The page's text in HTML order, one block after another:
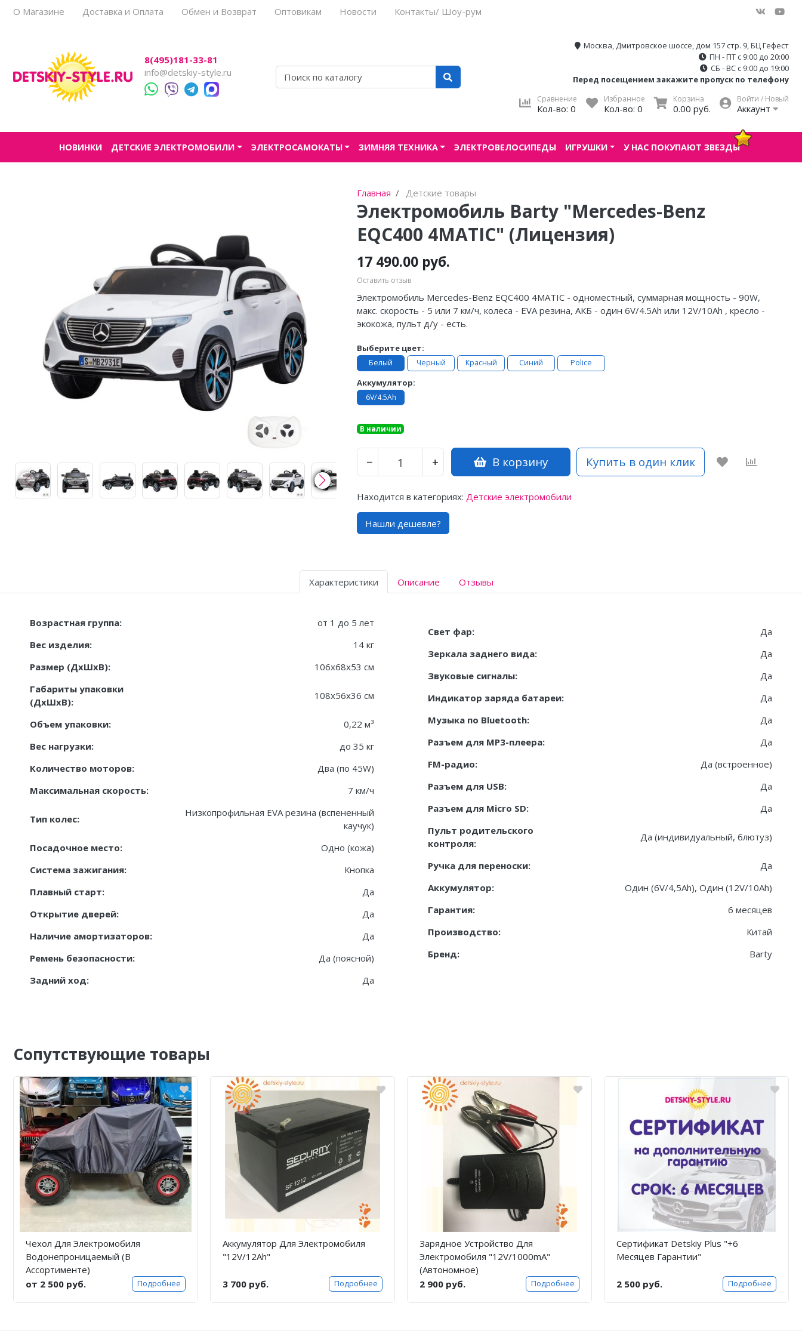
О Магазине Доставка и Оплата Обмен и Возврат Оптовикам Новости Контакты/ Шоу-рум
8(495)181-33-81
info@detskiy-style.ru
Москва, Дмитровское шоссе, дом 157 стр. 9, БЦ Гефест
ПН - ПТ с 9:00 до 20:00
СБ - ВС с 9:00 до 19:00
Перед посещением закажите пропуск по телефону
Сравнение
Кол-во: 0
Избранное
Кол-во: 0
Корзина
0.00 руб.
Войти / Новый
Аккаунт
НОВИНКИ ДЕТСКИЕ ЭЛЕКТРОМОБИЛИ ЭЛЕКТРОСАМОКАТЫ ЗИМНЯЯ ТЕХНИКА ЭЛЕКТРОВЕЛОСИПЕДЫ ИГРУШКИ У НАС ПОКУПАЮТ ЗВЕЗДЫ
Главная Детские товары
Электромобиль Barty "Mercedes-Benz
EQC400 4MATIC" (Лицензия)
17 490.00 руб.
Оставить отзыв
Электромобиль Mercedes-Benz EQC400 4MATIC - одноместный, суммарная мощность - 90W,
макс. скорость - 5 или 7 км/ч, колеса - EVA резина, АКБ - один 6V/4.5Ah или 12V/10Ah , кресло -
экокожа, пульт д/у - есть.
Выберите цвет:
Белый Черный Красный Синий Police
Аккумулятор:
6V/4.5Ah
В наличии
− + В корзину Купить в один клик
Находится в категориях: Детские электромобили
Нашли дешевле?
Характеристики Описание Отзывы
Возрастная группа:
от 1 до 5 лет
Вес изделия:
14 кг
Размер (ДxШxВ):
106x68x53 см
Габариты упаковки
(ДxШxВ):
108x56x36 см
Объем упаковки:
0,22 м³
Вес нагрузки:
до 35 кг
Количество моторов:
Два (по 45W)
Максимальная скорость:
7 км/ч
Тип колес:
Низкопрофильная EVA резина (вспененный
каучук)
Посадочное место:
Одно (кожа)
Система зажигания:
Кнопка
Плавный старт:
Да
Открытие дверей:
Да
Наличие амортизаторов:
Да
Ремень безопасности:
Да (поясной)
Задний ход:
Да
Свет фар:
Да
Зеркала заднего вида:
Да
Звуковые сигналы:
Да
Индикатор заряда батареи:
Да
Музыка по Bluetooth:
Да
Разъем для MP3-плеера:
Да
FM-радио:
Да (встроенное)
Разъем для USB:
Да
Разъем для Micro SD:
Да
Пульт родительского
контроля:
Да (индивидуальный, блютуз)
Ручка для переноски:
Да
Аккумулятор:
Один (6V/4,5Ah), Один (12V/10Ah)
Гарантия:
6 месяцев
Производство:
Китай
Бренд:
Barty
Сопутствующие товары
Чехол Для Электромобиля
Водонепроницаемый (В
Ассортименте)
от 2 500 руб.
Подробнее
Аккумулятор Для Электромобиля
"12V/12Ah"
3 700 руб. Подробнее
Зарядное Устройство Для
Электромобиля "12V/1000mA"
(Автономное)
2 900 руб.
Подробнее
Сертификат Detskiy Plus "+6
Месяцев Гарантии"
2 500 руб. Подробнее
Легковые
Двухместные
Квадроциклы
Каталки,толокары
Премиум под заказ
Аксессуары
Для прогулок
Для города
Электроскутеры
Детский электроснегокаты
Одноместные
Двухместные
Каталог